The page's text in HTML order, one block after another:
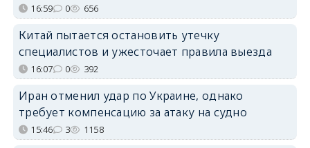
16:59 0 656
Китай пытается остановить утечку
специалистов и ужесточает правила выезда
16:07 0 392
Иран отменил удар по Украине, однако
требует компенсацию за атаку на судно
15:46 3 1158